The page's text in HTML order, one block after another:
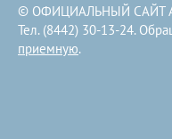
© ОФИЦИАЛЬНЫЙ САЙТ
Тел. (8442) 30-13-24.
приемную.